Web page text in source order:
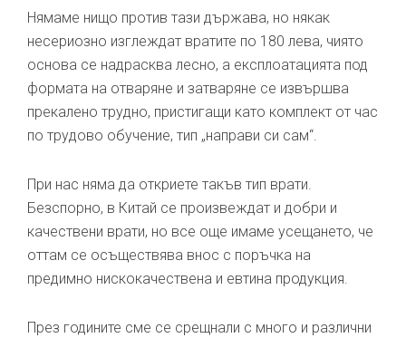
Нямаме нищо против тази държава, но някак
несериозно изглеждат вратите по 180 лева, чиято
основа се надрасква лесно, а експлоатацията под
формата на отваряне и затваряне се извършва
прекалено трудно, пристигащи като комплект от час
по трудово обучение, тип „направи си сам“.
При нас няма да откриете такъв тип врати.
Безспорно, в Китай се произвеждат и добри и
качествени врати, но все още имаме усещането, че
оттам се осъществява внос с поръчка на
предимно нискокачествена и евтина продукция.
През годините сме се срещнали с много и различни